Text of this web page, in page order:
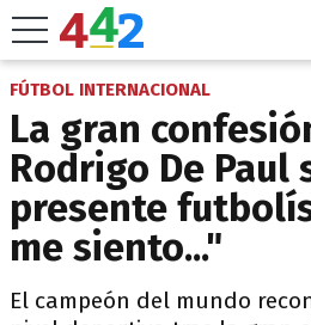
FÚTBOL INTERNACIONAL
La gran
Rodrigo De Paul
presente
me siento..."
El campeón del mundo